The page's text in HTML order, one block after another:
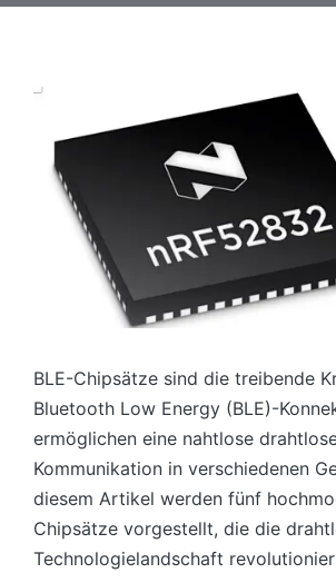
BLE-Chipsätze sind die treibende
Bluetooth Low Energy (BLE)-
ermöglichen eine nahtlose
Kommunikation in verschiedenen
diesem Artikel werden fünf
Chipsätze vorgestellt, die die
Technologielandschaft